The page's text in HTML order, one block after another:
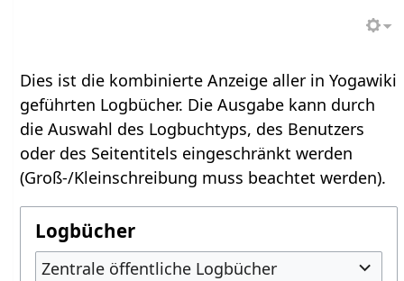
Dies ist die kombinierte Anzeige aller in Yogawiki
geführten Logbücher. Die Ausgabe kann durch
die Auswahl des Logbuchtyps, des Benutzers
oder des Seitentitels eingeschränkt werden
(Groß-/Kleinschreibung muss beachtet werden).
Logbücher
Zentrale öffentliche Logbücher